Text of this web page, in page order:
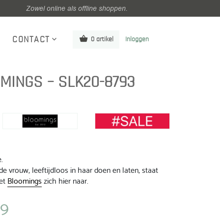
Zowel online als offline shoppen.
CONTACT 0 artikel Inloggen
– SLK20-8793
vrouw, leeftijdloos in haar doen en laten, staat
Bloomingszich hier naar.